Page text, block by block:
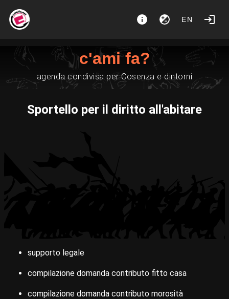
EN
c'ami fa?
agenda condivisa per Cosenza e dintorni
Sportello per il diritto all'abitare
supporto legale
compilazione domanda contributo fitto casa
compilazione domanda contributo morosità